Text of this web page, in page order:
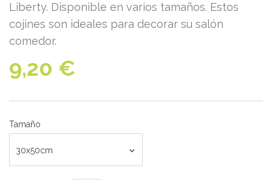
Liberty. Disponible en varios tamaños. Estos
cojines son ideales para decorar su salón
comedor.
9,20 €
Tamaño
30x50cm